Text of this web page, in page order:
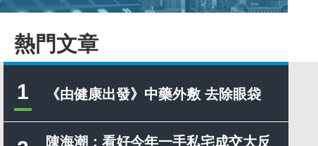
熱門文章
1 《由健康出發》中藥外敷 去除眼袋
陳海潮：看好今年一手私宅成交大反